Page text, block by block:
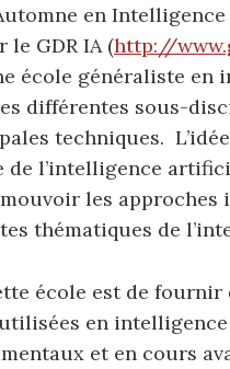
en
le GDR IA (http://
école généraliste en
différentes sous-
techniques.
de l’intelligence
les
thématiques de
école est de
en
et en cours